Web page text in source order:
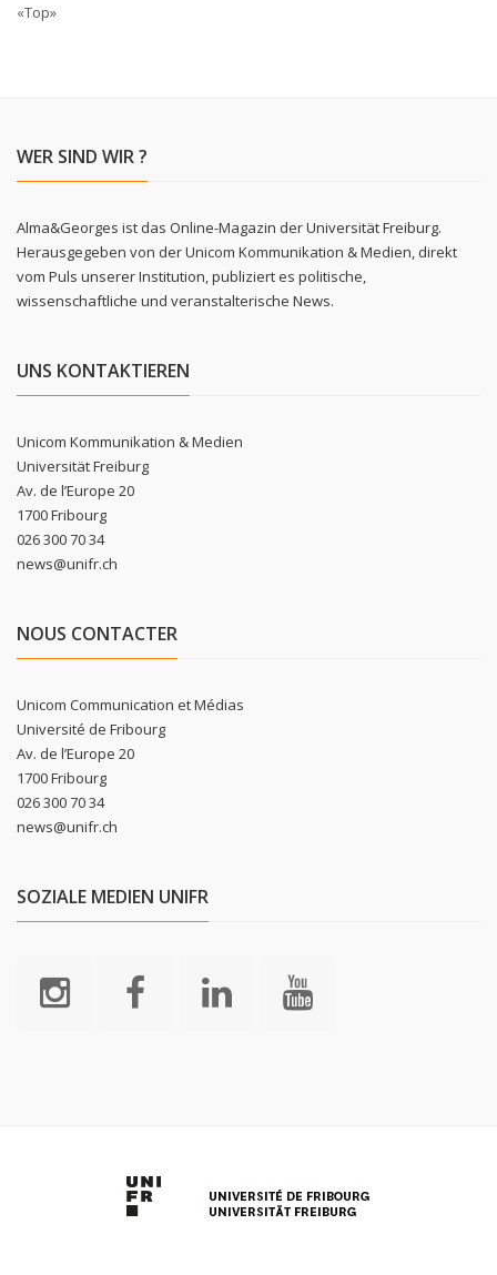
«Top»
WER SIND WIR ?
Alma&Georges ist das Online-Magazin der Universität Freiburg.
Herausgegeben von der Unicom Kommunikation & Medien, direkt
vom Puls unserer Institution, publiziert es politische,
wissenschaftliche und veranstalterische News.
UNS KONTAKTIEREN
Unicom Kommunikation & Medien
Universität Freiburg
Av. de l’Europe 20
1700 Fribourg
026 300 70 34
news@unifr.ch
NOUS CONTACTER
Unicom Communication et Médias
Université de Fribourg
Av. de l’Europe 20
1700 Fribourg
026 300 70 34
news@unifr.ch
SOZIALE MEDIEN UNIFR